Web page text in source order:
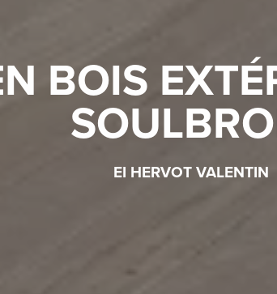
BOIS
EI HERVOT VALENTIN